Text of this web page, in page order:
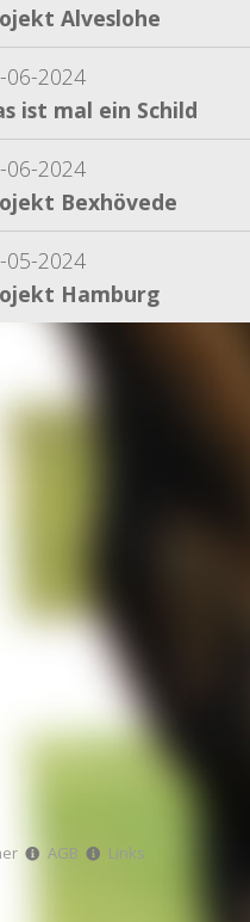
Alveslohe
06-2024
ist mal ein Schild
06-2024
Bexhövede
05-2024
Hamburg
04-2024
Dassel
10-2023
Egestorf
09-2023
Stotel
Korea
AGB Links